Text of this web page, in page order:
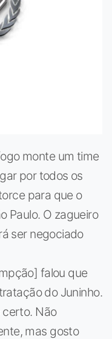
monte um time
por todos os
para que o
Paulo. O zagueiro
ser negociado
falou que
do Juninho.
Não
mas gosto